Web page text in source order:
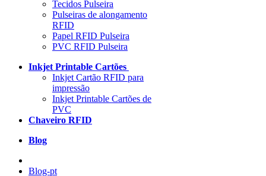
Tecidos Pulseira
Pulseiras de alongamento
RFID
Papel RFID Pulseira
PVC RFID Pulseira
Inkjet Printable Cartões
Inkjet Cartão RFID para
impressão
Inkjet Printable Cartões de
PVC
Chaveiro RFID
Blog
Blog-pt